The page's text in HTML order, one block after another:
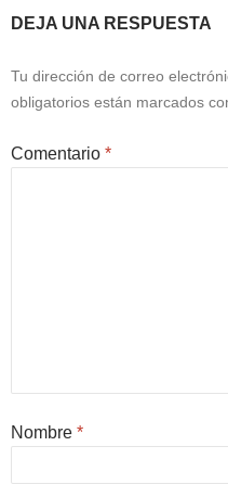
DEJA UNA RESPUESTA
Tu dirección de correo
obligatorios están marcados
Comentario *
Nombre *